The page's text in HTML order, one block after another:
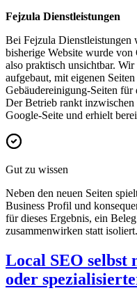
Fejzula Dienstleistungen
Bei Fejzula Dienstleistungen
bisherige Website wurde
also praktisch unsichtbar.
aufgebaut, mit eigenen
Gebäudereinigung-Seiten für
Der Betrieb rankt
Google-Seite und erhielt
Gut zu wissen
Neben den neuen Seiten
Business Profil und
für dieses Ergebnis, ein
zusammenwirken statt isoliert.
Local SEO selbst
oder